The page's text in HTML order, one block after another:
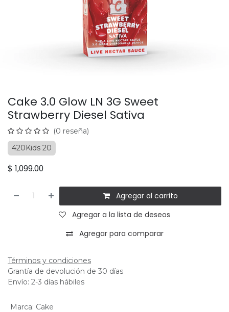
Cake 3.0 Glow LN 3G Sweet
Strawberry Diesel Sativa
(0 reseña)
420Kids 20
$ 1,099.00
Agregar al carrito
Agregar para comparar
Agregar a la lista de deseos
Términos y condiciones
Grantía de devolución de 30 días
Envío: 2-3 días hábiles
Marca: Cake